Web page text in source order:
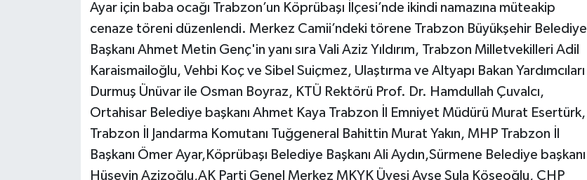
Ayar için baba ocağı Trabzon’un Köprübaşı İlçesi’nde ikindi namazına müteakip
cenaze töreni düzenlendi. Merkez Camii’ndeki törene Trabzon Büyükşehir Belediye
Başkanı Ahmet Metin Genç'in yanı sıra Vali Aziz Yıldırım, Trabzon Milletvekilleri Adil
Karaismailoğlu, Vehbi Koç ve Sibel Suiçmez, Ulaştırma ve Altyapı Bakan Yardımcıları
Durmuş Ünüvar ile Osman Boyraz, KTÜ Rektörü Prof. Dr. Hamdullah Çuvalcı,
Ortahisar Belediye başkanı Ahmet Kaya Trabzon İl Emniyet Müdürü Murat Esertürk,
Trabzon İl Jandarma Komutanı Tuğgeneral Bahittin Murat Yakın, MHP Trabzon İl
Başkanı Ömer Ayar,Köprübaşı Belediye Başkanı Ali Aydın,Sürmene Belediye başkanı
Hüseyin Azizoğlu,AK Parti Genel Merkez MKYK Üyesi Ayşe Sula Köseoğlu, CHP